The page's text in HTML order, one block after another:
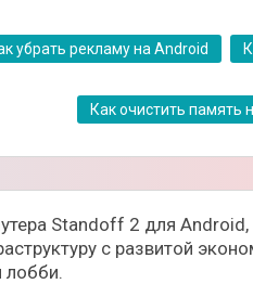
убрать рекламу на Android
Как очистить память
Standoff 2 для
с развитой
лобби.